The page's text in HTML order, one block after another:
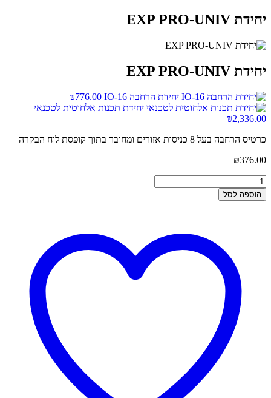
יחידת EXP PRO-UNIV
יחידת EXP PRO-UNIV
יחידת הרחבה IO-16 ₪776.00
יחידת תכנות אלחוטית לטכנאי
₪2,336.00
כרטיס הרחבה בעל 8 כניסות אזורים ומחובר בתוך קופסת לוח הבקרה
₪376.00
הוספה לסל